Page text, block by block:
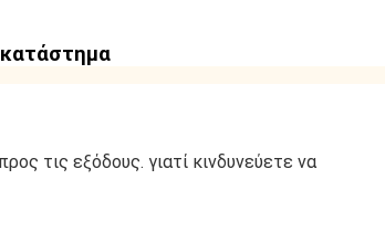
τις εξόδους. γιατί κινδυνεύετε να